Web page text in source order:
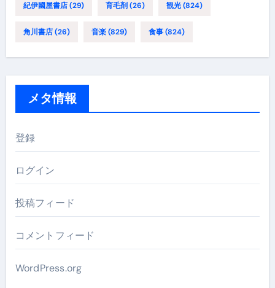
紀伊國屋書店(29) 育毛剤 (26) 観光(824)
角川書店(26) 音楽(829) 食事(824)
メタ情報
登録
ログイン
投稿フィード
コメントフィード
WordPress.org